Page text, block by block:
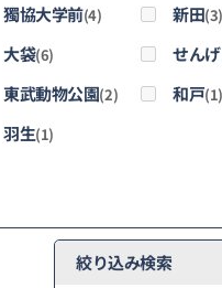
獨協大学前(4) 新田(3)
大袋(6) せん
東武動物公園(2) 和戸(1)
羽生(1)
絞り込み検索